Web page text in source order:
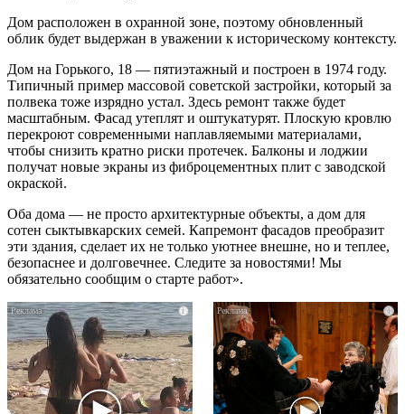
Дом расположен в охранной зоне, поэтому обновленный
облик будет выдержан в уважении к историческому контексту.
Дом на Горького, 18 — пятиэтажный и построен в 1974 году.
Типичный пример массовой советской застройки, который за
полвека тоже изрядно устал. Здесь ремонт также будет
масштабным. Фасад утеплят и оштукатурят. Плоскую кровлю
перекроют современными наплавляемыми материалами,
чтобы снизить кратно риски протечек. Балконы и лоджии
получат новые экраны из фиброцементных плит с заводской
окраской.
Оба дома — не просто архитектурные объекты, а дом для
сотен сыктывкарских семей. Капремонт фасадов преобразит
эти здания, сделает их не только уютнее внешне, но и теплее,
безопаснее и долговечнее. Следите за новостями! Мы
обязательно сообщим о старте работ».
i i